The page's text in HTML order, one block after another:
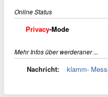
Online Status
Privacy-Mode
Mehr Infos über werderaner ...
Nachricht: klamm-